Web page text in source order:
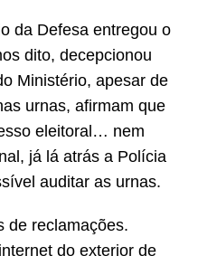
da Defesa entregou o
dito, decepcionou
Ministério, apesar de
urnas, afirmam que
eleitoral… nem
já lá atrás a Polícia
auditar as urnas.
de reclamações.
do exterior de